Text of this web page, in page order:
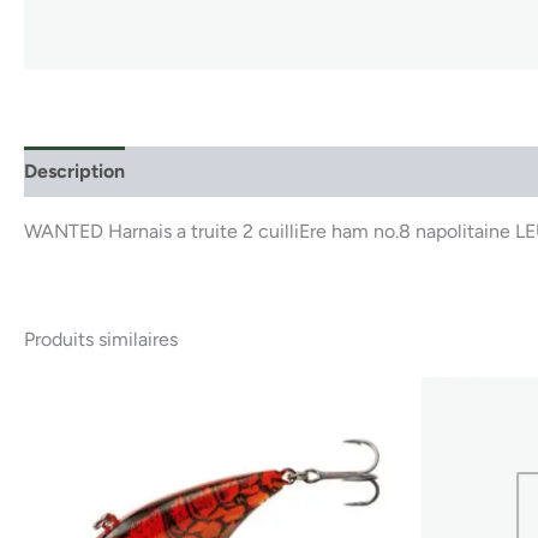
Description
WANTED Harnais a truite 2 cuilliEre ham no.8 napolitaine
Produits similaires